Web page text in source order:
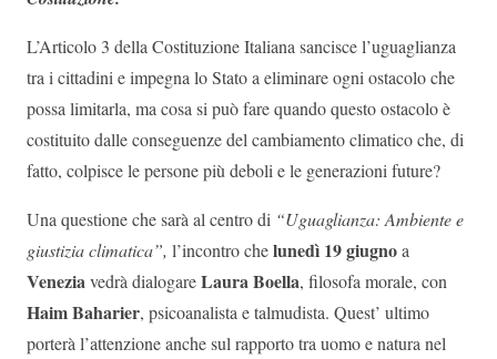
L’Articolo 3 della Costituzione Italiana sancisce l’uguaglianza
tra i cittadini e impegna lo Stato a eliminare ogni ostacolo che
possa limitarla, ma cosa si può fare quando questo ostacolo è
costituito dalle conseguenze del cambiamento climatico che, di
fatto, colpisce le persone più deboli e le generazioni future?
Una questione che sarà al centro di “Uguaglianza: Ambiente e
giustizia climatica”, l’incontro chelunedì 19 giugnoa
Veneziavedrà dialogareLaura Boella, filosofa morale, con
Haim Baharier, psicoanalista e talmudista. Quest’ ultimo
porterà l’attenzione anche sul rapporto tra uomo e natura nel